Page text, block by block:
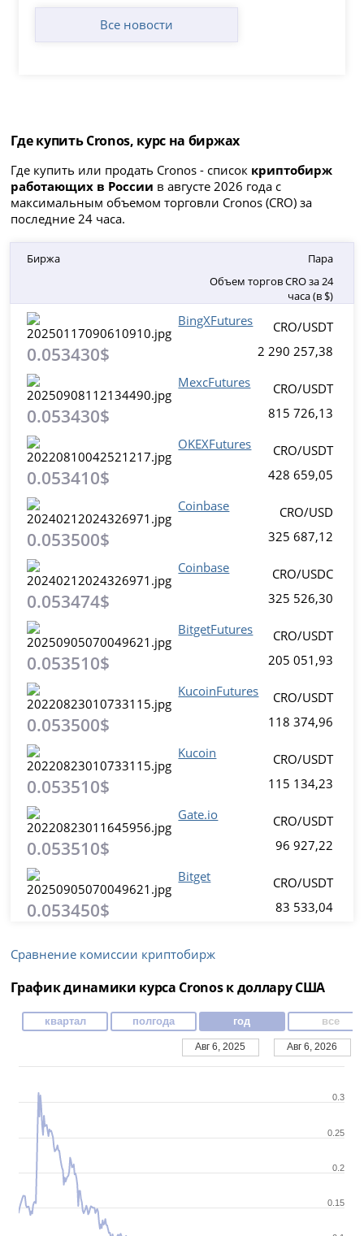
Все новости
Где купить Cronos, курс на биржах
Где купить или продать Cronos - список криптобирж
работающих в России в августе 2026 года с
максимальным объемом торговли Cronos (CRO) за
последние 24 часа.
Биржа
Пара
Объем торгов CRO за 24
часа (в $)
BingXFutures
0.053430$
CRO/USDT
2 290 257,38
MexcFutures
0.053430$
CRO/USDT
815 726,13
OKEXFutures
0.053410$
CRO/USDT
428 659,05
Coinbase
0.053500$
CRO/USD
325 687,12
Coinbase
0.053474$
CRO/USDC
325 526,30
BitgetFutures
0.053510$
CRO/USDT
205 051,93
KucoinFutures
0.053500$
CRO/USDT
118 374,96
Kucoin
0.053510$
CRO/USDT
115 134,23
Gate.io
0.053510$
CRO/USDT
96 927,22
Bitget
0.053450$
CRO/USDT
83 533,04
Сравнение комиссии криптобирж
График динамики курса Cronos к доллару США
0.15
0.2
0.25
0.3
квартал полгода год все
Авг 6, 2025 Авг 6, 2026